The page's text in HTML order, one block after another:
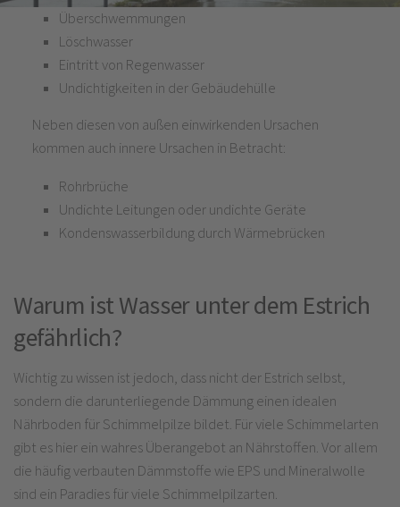
Überschwemmungen
Löschwasser
Eintritt von Regenwasser
Undichtigkeiten in der Gebäudehülle
Neben diesen von außen einwirkenden Ursachen
kommen auch innere Ursachen in Betracht:
Rohrbrüche
Undichte Leitungen oder undichte Geräte
Kondenswasserbildung durch Wärmebrücken
Warum ist Wasser unter dem Estrich
gefährlich?
Wichtig zu wissen ist jedoch, dass nicht der Estrich selbst,
sondern die darunterliegende Dämmung einen idealen
Nährboden für Schimmelpilze bildet. Für viele Schimmelarten
gibt es hier ein wahres Überangebot an Nährstoffen. Vor allem
die häufig verbauten Dämmstoffe wie EPS und Mineralwolle
sind ein Paradies für viele Schimmelpilzarten.